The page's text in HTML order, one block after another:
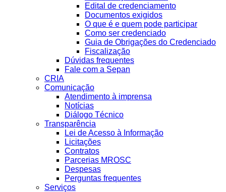
Edital de credenciamento
Documentos exigidos
O que é e quem pode participar
Como ser credenciado
Guia de Obrigações do Credenciado
Fiscalização
Dúvidas frequentes
Fale com a Sepan
CRIA
Comunicação
Atendimento à imprensa
Notícias
Diálogo Técnico
Transparência
Lei de Acesso à Informação
Licitações
Contratos
Parcerias MROSC
Despesas
Perguntas frequentes
Serviços